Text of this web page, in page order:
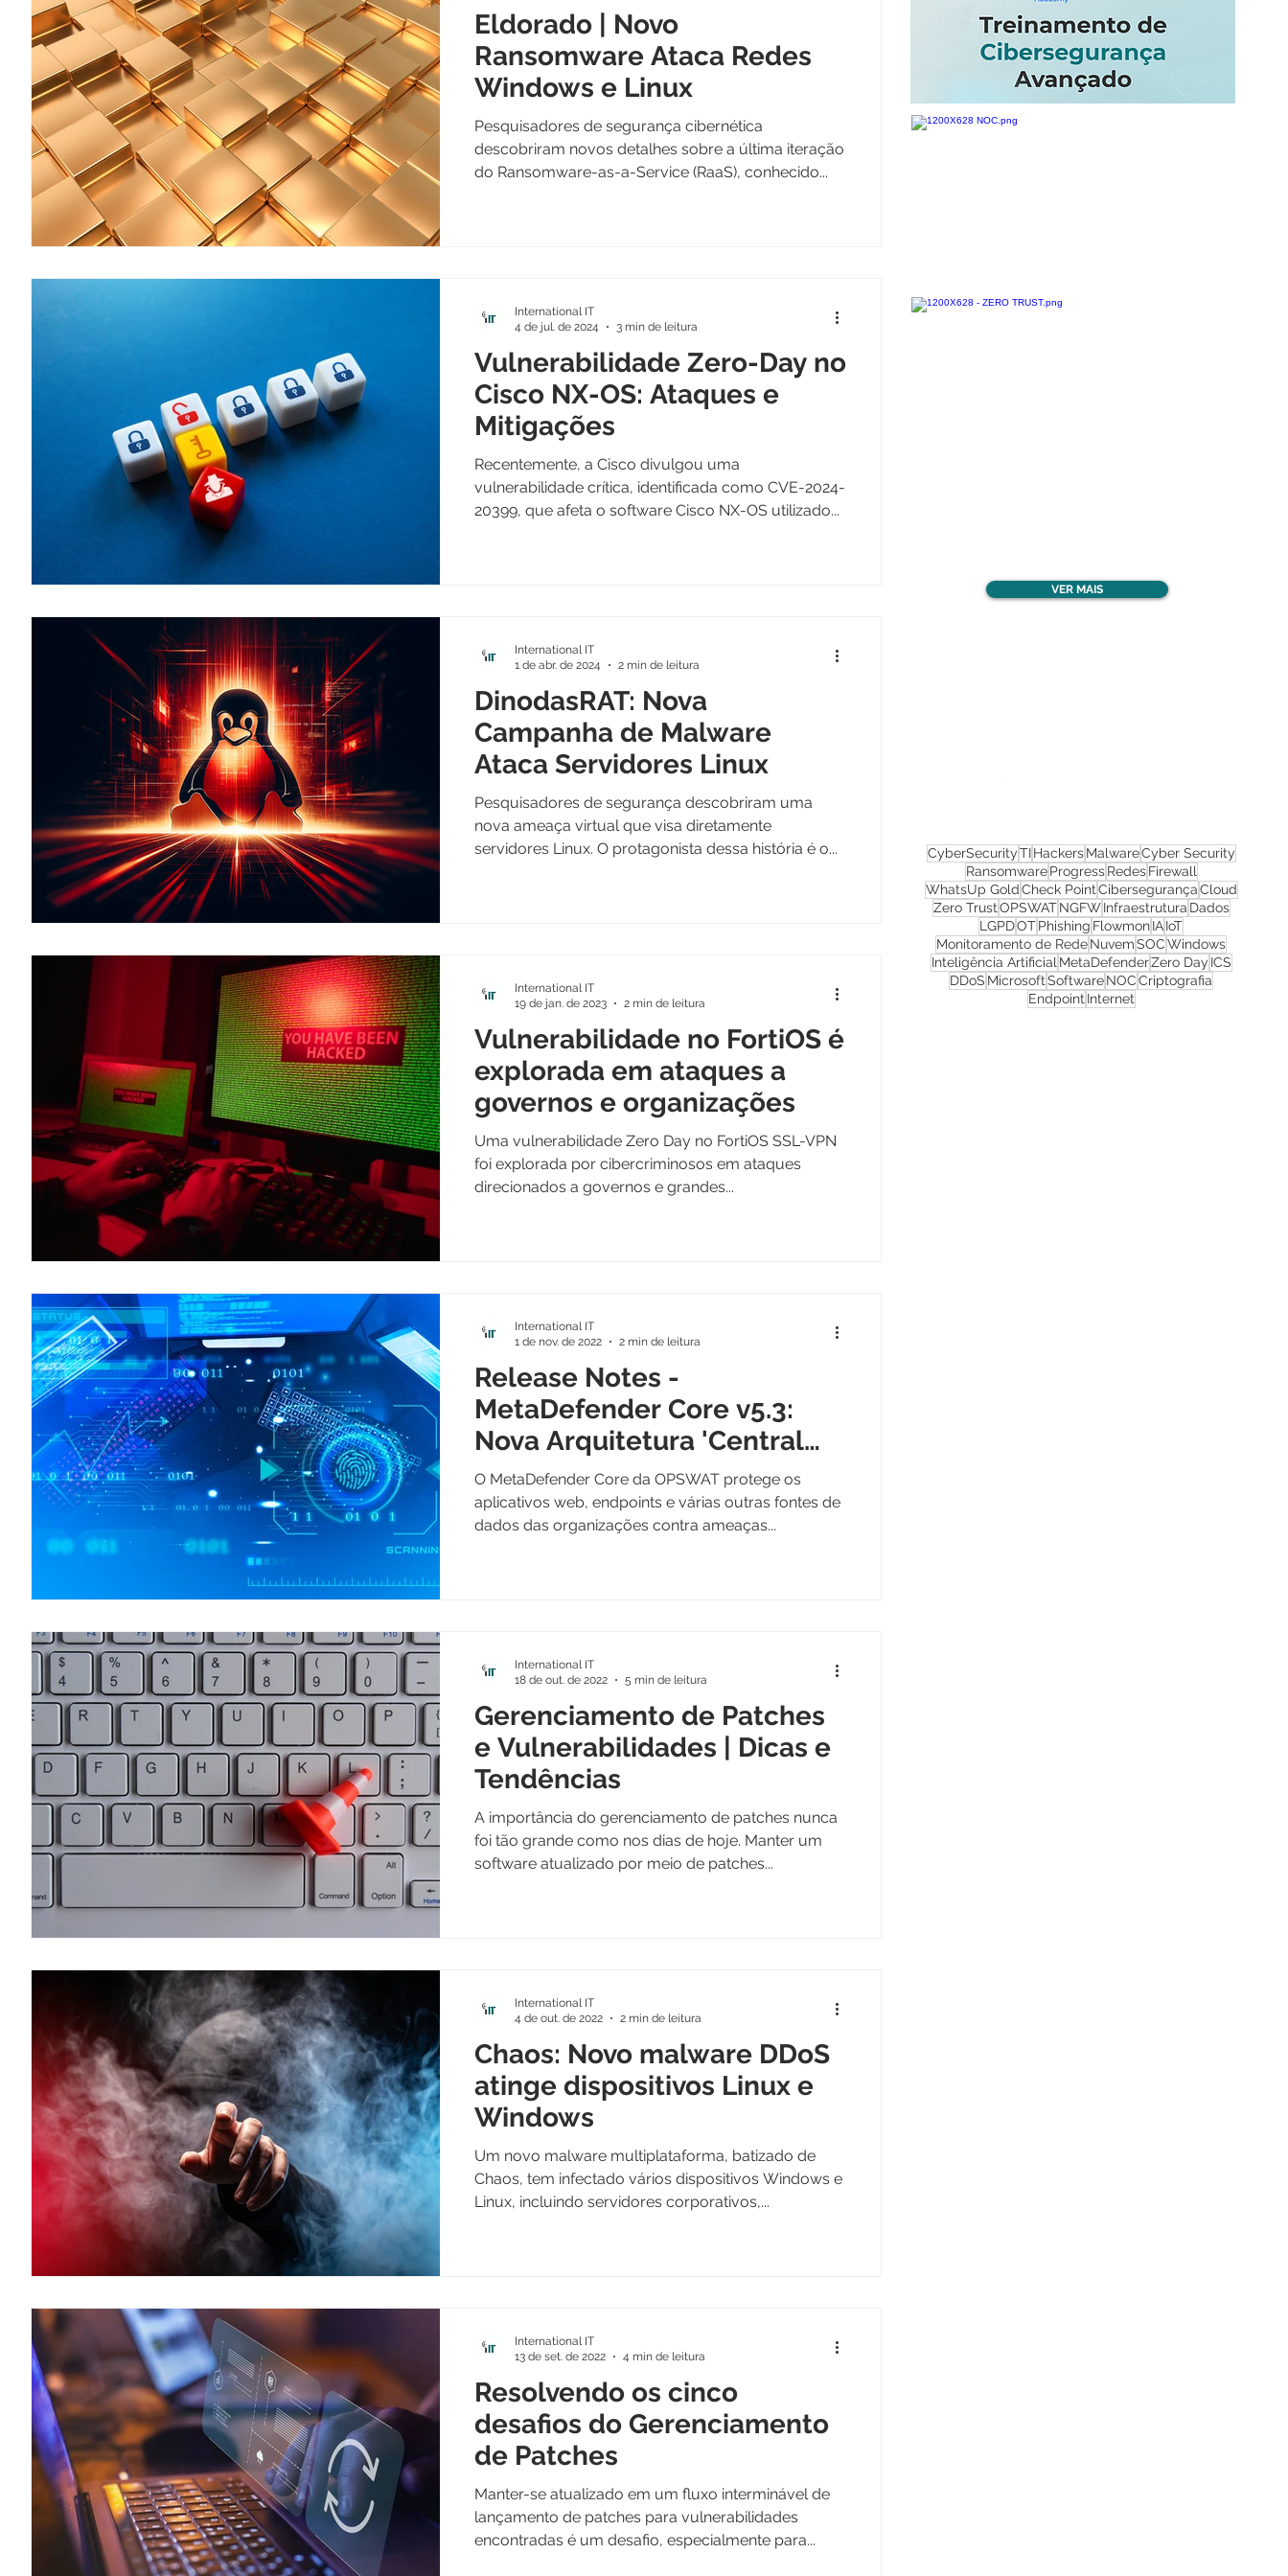
Eldorado | Novo
Ransomware Ataca Redes
Windows e Linux
Pesquisadores de segurança cibernética
descobriram novos detalhes sobre a última iteração
do Ransomware-as-a-Service (RaaS), conhecido...
Vulnerabilidade Zero-Day no
Cisco NX-OS: Ataques e
Mitigações
Recentemente, a Cisco divulgou uma
vulnerabilidade crítica, identificada como CVE-2024-
20399, que afeta o software Cisco NX-OS utilizado...
International IT
4 de jul. de 2024
3 min de leitura
DinodasRAT: Nova
Campanha de Malware
Ataca Servidores Linux
Pesquisadores de segurança descobriram uma
nova ameaça virtual que visa diretamente
servidores Linux. O protagonista dessa história é o...
International IT
1 de abr. de 2024
2 min de leitura
Vulnerabilidade no FortiOS é
explorada em ataques a
governos e organizações
Uma vulnerabilidade Zero Day no FortiOS SSL-VPN
foi explorada por cibercriminosos em ataques
direcionados a governos e grandes...
International IT
19 de jan. de 2023
2 min de leitura
Release Notes -
MetaDefender Core v5.3:
Nova Arquitetura 'Central
Hub'
O MetaDefender Core da OPSWAT protege os
aplicativos web, endpoints e várias outras fontes de
dados das organizações contra ameaças...
International IT
1 de nov. de 2022
2 min de leitura
Gerenciamento de Patches
e Vulnerabilidades | Dicas e
Tendências
A importância do gerenciamento de patches nunca
foi tão grande como nos dias de hoje. Manter um
software atualizado por meio de patches...
International IT
18 de out. de 2022
5 min de leitura
Chaos: Novo malware DDoS
atinge dispositivos Linux e
Windows
Um novo malware multiplataforma, batizado de
Chaos, tem infectado vários dispositivos Windows e
Linux, incluindo servidores corporativos,...
International IT
4 de out. de 2022
2 min de leitura
Resolvendo os cinco
desafios do Gerenciamento
de Patches
Manter-se atualizado em um fluxo interminável de
lançamento de patches para vulnerabilidades
encontradas é um desafio, especialmente para...
International IT
13 de set. de 2022
4 min de leitura
VER MAIS
CyberSecurityTI Hackers MalwareCyber Security
Ransomware Progress Redes Firewall
WhatsUp GoldCheck PointCibersegurançaCloud
Zero TrustOPSWAT NGFW Infraestrutura Dados
LGPDOTPhishing FlowmonIAIoT
Monitoramento de RedeNuvemSOCWindows
Inteligência Artificial MetaDefenderZero Day ICS
DDoS MicrosoftSoftwareNOCCriptografia
Endpoint Internet